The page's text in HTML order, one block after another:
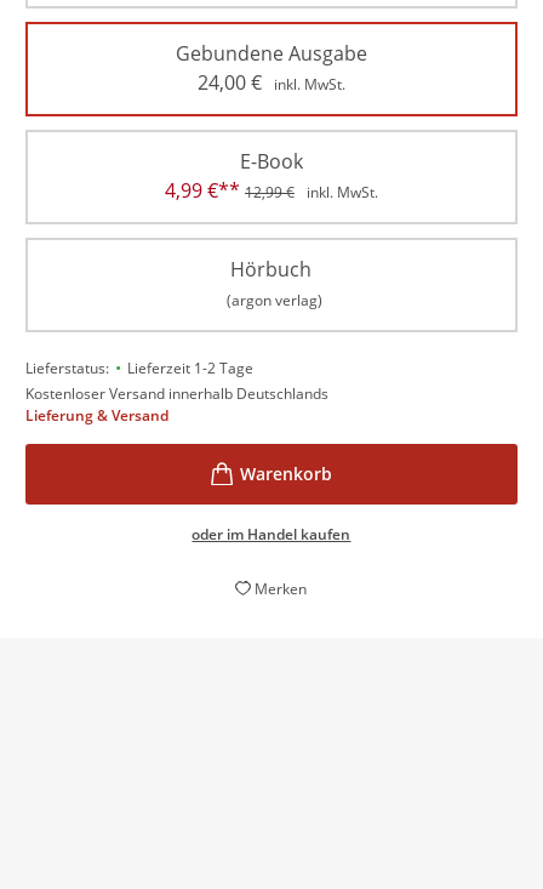
Gebundene Ausgabe
24,00€ inkl. MwSt.
E-Book
4,99€** 12,99€ inkl. MwSt.
Hörbuch
(argon verlag)
Lieferstatus: • Lieferzeit 1-2 Tage
Kostenloser Versand innerhalb Deutschlands
Lieferung & Versand
oder im Handel kaufen
Merken